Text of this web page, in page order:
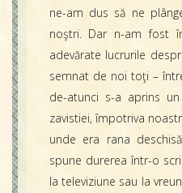
ne-am dus să ne
noştri. Dar n-am fost
adevărate lucrurile
semnat de noi toţi –
de-atunci s-a aprins
zavistiei, împotriva
unde era rana
spune durerea într-o
la televiziune sau la